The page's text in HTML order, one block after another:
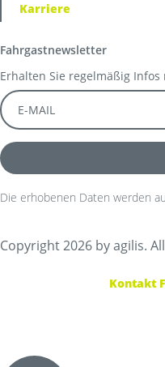
Karriere
Fahrgastnewsletter
Erhalten Sie regelmäßig
Die erhobenen Daten werden
Copyright 2026 by agilis.
Kontakt